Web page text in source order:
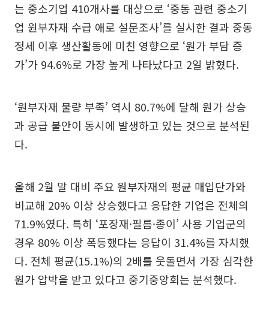
는 중소기업 410개사를 대상으로 ‘중동 관련 중소기
업 원부자재 수급 애로 설문조사’를 실시한 결과 중동
정세 이후 생산활동에 미친 영향으로 ‘원가 부담 증
가’가 94.6%로 가장 높게 나타났다고 2일 밝혔다.
‘원부자재 물량 부족’ 역시 80.7%에 달해 원가 상승
과 공급 불안이 동시에 발생하고 있는 것으로 분석된
다.
올해 2월 말 대비 주요 원부자재의 평균 매입단가와
비교해 20% 이상 상승했다고 응답한 기업은 전체의
71.9%였다. 특히 ‘포장재·필름·종이’ 사용 기업군의
경우 80% 이상 폭등했다는 응답이 31.4%를 자치했
다. 전체 평균(15.1%)의 2배를 웃돌면서 가장 심각한
원가 압박을 받고 있다고 중기중앙회는 분석했다.